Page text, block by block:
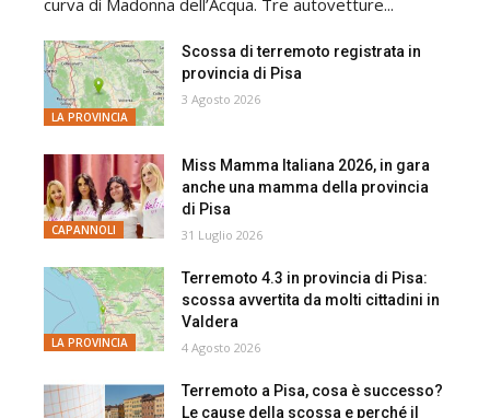
curva di Madonna dell’Acqua. Tre autovetture...
LA PROVINCIA
Scossa di terremoto registrata in
provincia di Pisa
3 Agosto 2026
CAPANNOLI
Miss Mamma Italiana 2026, in gara
anche una mamma della provincia
di Pisa
31 Luglio 2026
LA PROVINCIA
Terremoto 4.3 in provincia di Pisa:
scossa avvertita da molti cittadini in
Valdera
4 Agosto 2026
Terremoto a Pisa, cosa è successo?
Le cause della scossa e perché il